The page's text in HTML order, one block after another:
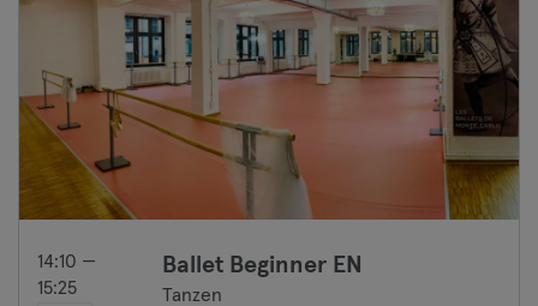
14:10 —
15:25
Ballet Beginner EN
Tanzen